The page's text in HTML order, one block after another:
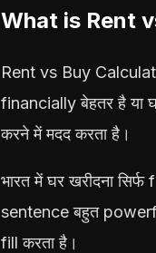
What is Rent
Rent vs Buy
financially बेहतर है या
करने में मदद करता है।
भारत में घर खरीदना
sentence बहुत
fill करता है।